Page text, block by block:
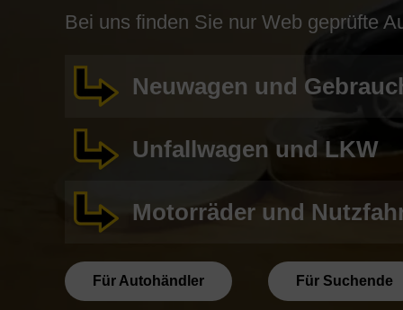
Bei uns finden Sie nur Web geprüfte
Neuwagen und
Unfallwagen und LKW
Motorräder und
Für Autohändler Für Suchende